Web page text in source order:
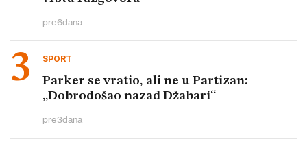
pre6dana
SPORT
Parker se vratio, ali ne u Partizan:
„Dobrodošao nazad Džabari“
pre3dana